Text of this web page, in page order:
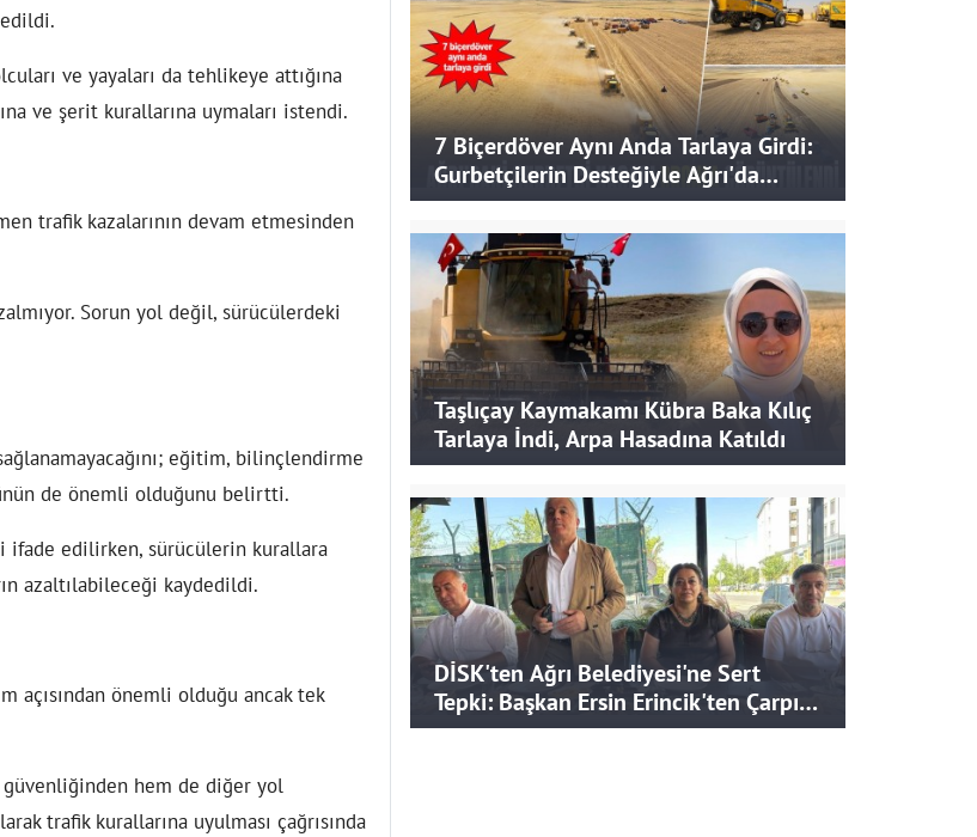
ve yayaları da tehlikeye attığına
ve şerit kurallarına uymaları istendi.
trafik kazalarının devam etmesinden
Sorun yol değil, sürücülerdeki
eğitim, bilinçlendirme
de önemli olduğunu belirtti.
ifade edilirken, sürücülerin kurallara
azaltılabileceği kaydedildi.
açısından önemli olduğu ancak tek
güvenliğinden hem de diğer yol
trafik kurallarına uyulması çağrısında
7 Biçerdöver Aynı Anda Tarlaya Girdi:
Gurbetçilerin Desteğiyle Ağrı'da
Bereketli Hasat
Taşlıçay Kaymakamı Kübra Baka Kılıç
Tarlaya İndi, Arpa Hasadına Katıldı
DİSK'ten Ağrı Belediyesi'ne Sert
Tepki: Başkan Ersin Erincik'ten Çarpıcı
İddialar